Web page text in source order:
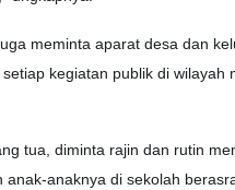
meminta aparat desa dan
kegiatan publik di wilayah
tua, diminta rajin dan rutin
anak-anaknya di sekolah